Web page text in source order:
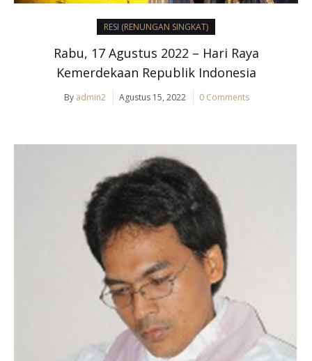
RESI (RENUNGAN SINGKAT)
Rabu, 17 Agustus 2022 – Hari Raya
Kemerdekaan Republik Indonesia
By admin2 Agustus 15, 2022 0 Comments